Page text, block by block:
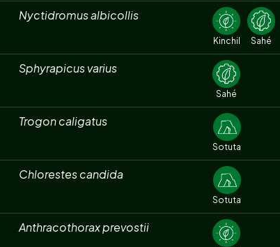
Nyctidromus albicollis
Kinchil Sahé
Sphyrapicus varius
Sahé
Trogon caligatus
Sotuta
Chlorestes candida
Sotuta
Anthracothorax prevostii